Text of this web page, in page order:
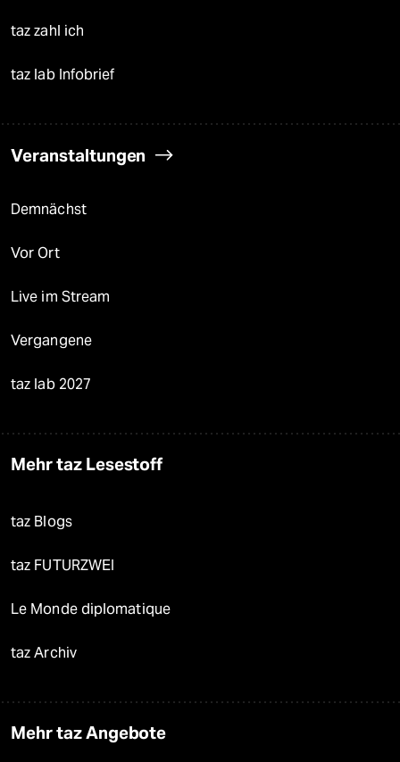
taz zahl ich
taz lab Infobrief
Veranstaltungen
Demnächst
Vor Ort
Live im Stream
Vergangene
taz lab 2027
Mehr taz Lesestoff
taz Blogs
taz FUTURZWEI
Le Monde diplomatique
taz Archiv
Mehr taz Angebote